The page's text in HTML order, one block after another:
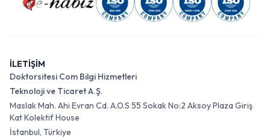
İLETİŞİM
Doktorsitesi Com Bilgi Hizmetleri
Teknoloji ve Ticaret A.Ş.
Maslak Mah. Ahi Evran Cd. A.O.S 55 Sokak No:2 Aksoy Plaza Giriş
Kat Kolektif House
İstanbul, Türkiye